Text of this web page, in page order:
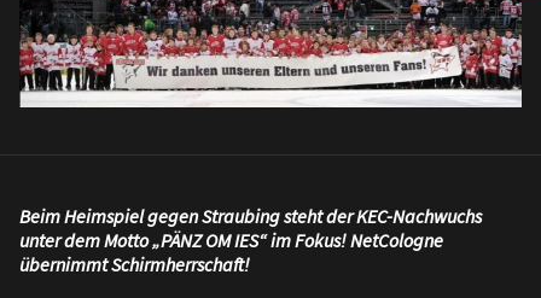
Beim Heimspiel gegen Straubing steht der KEC-Nachwuchs
unter dem Motto „PÄNZ OM IES“ im Fokus! NetCologne
übernimmt Schirmherrschaft!